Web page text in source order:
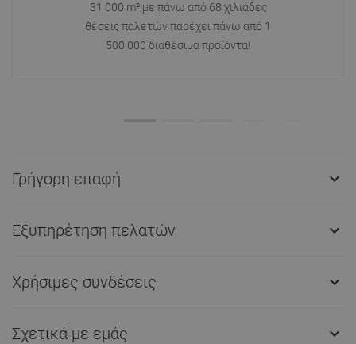
31 000 m² με πάνω από 68 χιλιάδες
θέσεις παλετών παρέχει πάνω από 1
500 000 διαθέσιμα προϊόντα!
Γρήγορη επαφή 
Εξυπηρέτηση πελατών 
Χρήσιμες συνδέσεις 
Σχετικά με εμάς 